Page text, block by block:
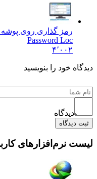
رمز گذاری روی پوشه ویندوز
Password Loc
خود را بنویسید
دیدگاه
نرم‌افزارهای کاربردی